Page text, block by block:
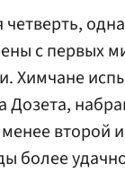
четверть,
с первых
Химчане
Дозета,
второй
более